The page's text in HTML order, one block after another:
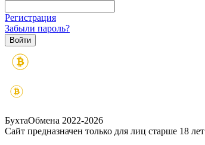
Регистрация
Забыли пароль?
БухтаОбмена 2022-2026
Сайт предназначен только для лиц старше 18 лет